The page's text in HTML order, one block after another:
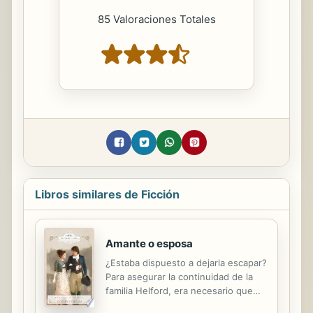
85 Valoraciones Totales
Libros similares de Ficción
Amante o esposa
¿Estaba dispuesto a dejarla escapar?
Para asegurar la continuidad de la
familia Helford, era necesario que